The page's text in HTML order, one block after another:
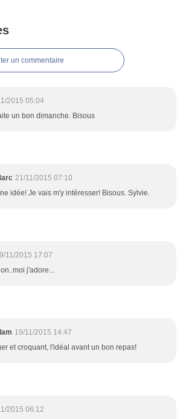
un commentaire
2015 05:04
un bon dimanche. Bisous
21/11/2015 07:10
idée! Je vais m'y intéresser! Bisous. Sylvie.
11/2015 17:07
j'adore...
19/11/2015 14:47
et croquant, l'idéal avant un bon repas!
2015 06:12